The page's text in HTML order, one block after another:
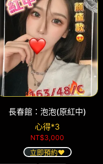
長春館：泡泡(原紅中)
心得*3
NT$3,000
立即預約❤️